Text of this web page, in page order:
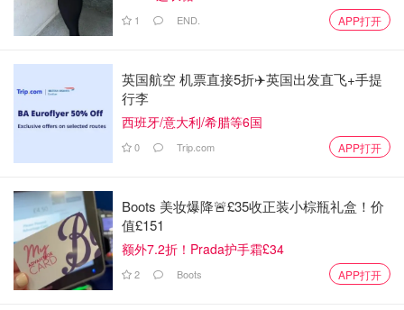
1 END. APP打开
英国航空 机票直接5折✈️英国出发直飞+手提
行李
西班牙/意大利/希腊等6国
0 Trip.com APP打开
Boots 美妆爆降🚨£35收正装小棕瓶礼盒！价
值£151
额外7.2折！Prada护手霜£34
2 Boots APP打开